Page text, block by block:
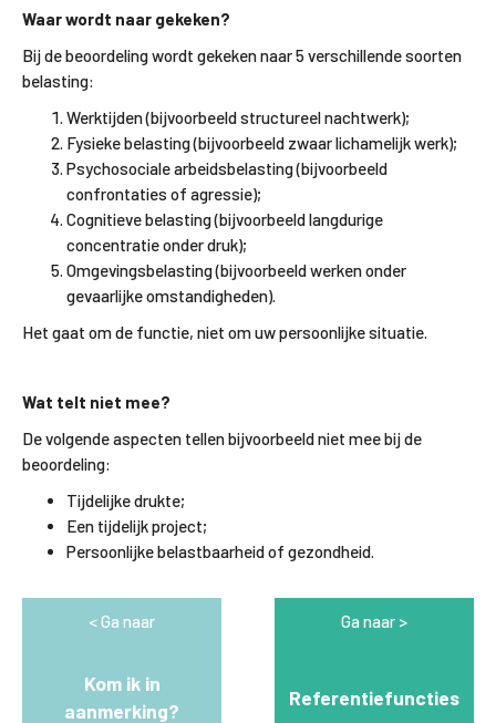
Waar wordt naar gekeken?
Bij de beoordeling wordt gekeken naar 5 verschillende soorten
belasting:
Werktijden (bijvoorbeeld structureel nachtwerk);
Fysieke belasting (bijvoorbeeld zwaar lichamelijk werk);
Psychosociale arbeidsbelasting (bijvoorbeeld
confrontaties of agressie);
Cognitieve belasting (bijvoorbeeld langdurige
concentratie onder druk);
Omgevingsbelasting (bijvoorbeeld werken onder
gevaarlijke omstandigheden).
Het gaat om de functie, niet om uw persoonlijke situatie.
Wat telt niet mee?
De volgende aspecten tellen bijvoorbeeld niet mee bij de
beoordeling:
Tijdelijke drukte;
Een tijdelijk project;
Persoonlijke belastbaarheid of gezondheid.
Ga naar
Kom ik in
aanmerking?
Ga naar
Referentiefuncties